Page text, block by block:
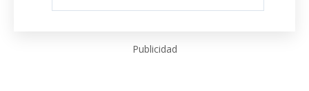
Publicidad